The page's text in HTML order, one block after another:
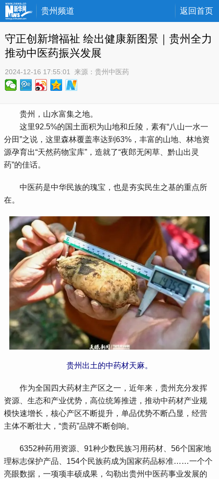
贵州频道 返回首页
守正创新增福祉 绘出健康新图景｜贵州全力
推动中医药振兴发展
2024-12-16 17:55:01 来源： 贵州中医药
贵州，山水富集之地。
这里92.5%的国土面积为山地和丘陵，素有“八山一水一
分田”之说，这里森林覆盖率达到63%，丰富的山地、林地资
源孕育出“天然药物宝库”，造就了“夜郎无闲草、黔山出灵
药”的佳话。
中医药是中华民族的瑰宝，也是夯实民生之基的重点所
在。
贵州出土的中药材天麻。
作为全国四大药材主产区之一，近年来，贵州充分发挥
资源、生态和产业优势，高位统筹推进，推动中药材产业规
模快速增长，核心产区不断提升，单品优势不断凸显，经营
主体不断壮大，“贵药”品牌不断创响。
6352种药用资源、91种少数民族习用药材、56个国家地
理标志保护产品、154个民族药成为国家药品标准……一个个
亮眼数据，一项项丰硕成果，勾勒出贵州中医药事业发展的